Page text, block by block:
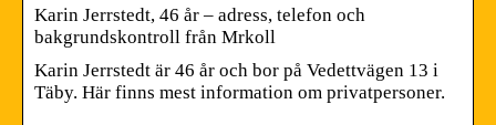
Karin Jerrstedt, 46 år – adress, telefon och
bakgrundskontroll från Mrkoll
Karin Jerrstedt är 46 år och bor på Vedettvägen 13 i
Täby. Här finns mest information om privatpersoner.